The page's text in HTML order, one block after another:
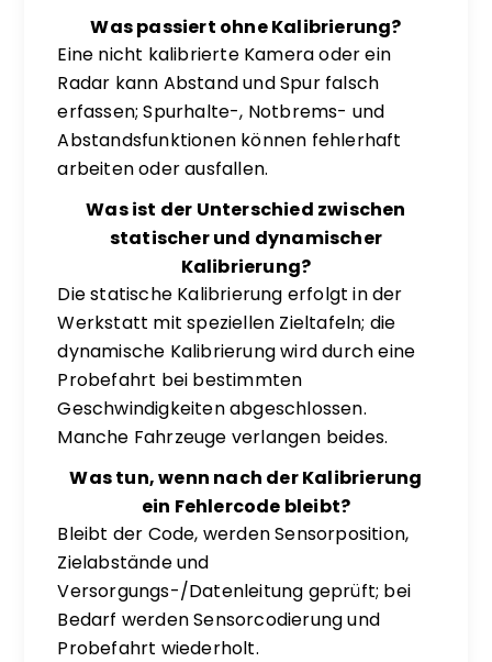
Was passiert ohne Kalibrierung?
Eine nicht kalibrierte Kamera oder ein
Radar kann Abstand und Spur falsch
erfassen; Spurhalte-, Notbrems- und
Abstandsfunktionen können fehlerhaft
arbeiten oder ausfallen.
Was ist der Unterschied zwischen
statischer und dynamischer
Kalibrierung?
Die statische Kalibrierung erfolgt in der
Werkstatt mit speziellen Zieltafeln; die
dynamische Kalibrierung wird durch eine
Probefahrt bei bestimmten
Geschwindigkeiten abgeschlossen.
Manche Fahrzeuge verlangen beides.
Was tun, wenn nach der Kalibrierung
ein Fehlercode bleibt?
Bleibt der Code, werden Sensorposition,
Zielabstände und
Versorgungs-/Datenleitung geprüft; bei
Bedarf werden Sensorcodierung und
Probefahrt wiederholt.